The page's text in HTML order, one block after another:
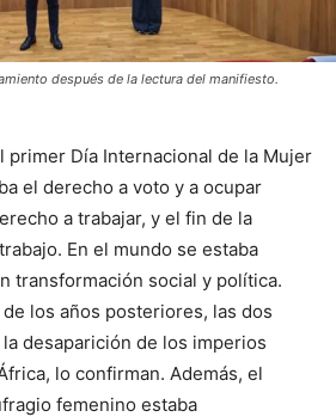
después de la lectura del manifiesto.
primer Día Internacional de la Mujer
el derecho a voto y a ocupar
a trabajar, y el fin de la
En el mundo se estaba
transformación social y política.
los años posteriores, las dos
desaparición de los imperios
lo confirman. Además, el
femenino estaba